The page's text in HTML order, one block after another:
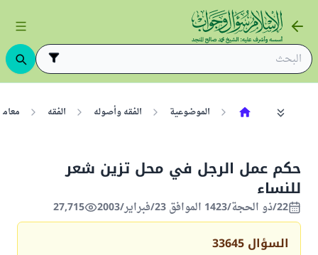
الموضوعية الفقه وأصوله الفقه
حكم عمل الرجل في محل تزين شعر
للنساء
22/ذو الحجة/1423 الموافق 23/فبراير/2003 27,715
السؤال 33645